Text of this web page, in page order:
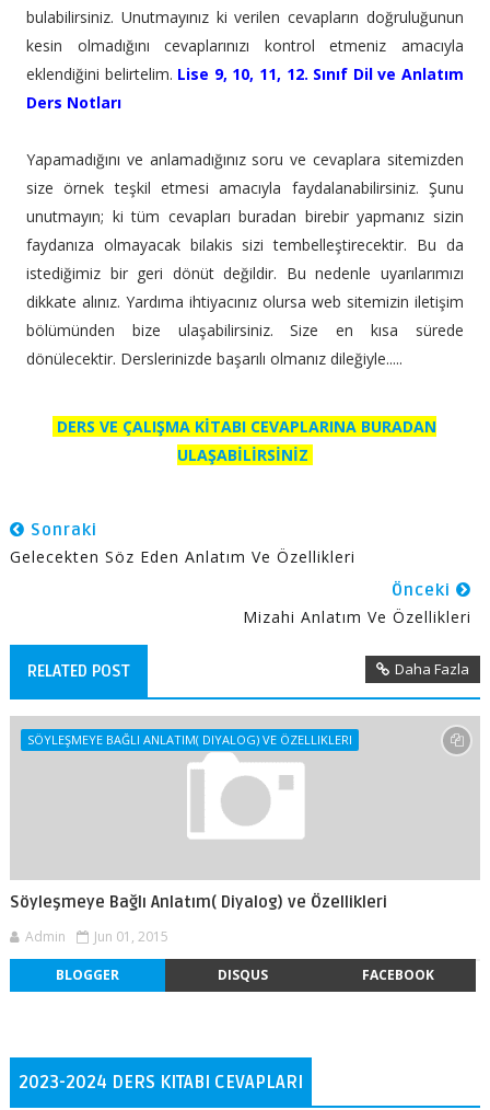
bulabilirsiniz. Unutmayınız ki verilen cevapların doğruluğunun
kesin olmadığını cevaplarınızı kontrol etmeniz amacıyla
eklendiğini belirtelim. Lise 9, 10, 11, 12. Sınıf Dil ve Anlatım
Ders Notları
Yapamadığını ve anlamadığınız soru ve cevaplara sitemizden
size örnek teşkil etmesi amacıyla faydalanabilirsiniz. Şunu
unutmayın; ki tüm cevapları buradan birebir yapmanız sizin
faydanıza olmayacak bilakis sizi tembelleştirecektir. Bu da
istediğimiz bir geri dönüt değildir. Bu nedenle uyarılarımızı
dikkate alınız. Yardıma ihtiyacınız olursa web sitemizin iletişim
bölümünden bize ulaşabilirsiniz. Size en kısa sürede
dönülecektir. Derslerinizde başarılı olmanız dileğiyle.....
DERS VE ÇALIŞMA KİTABI CEVAPLARINA BURADAN
ULAŞABİLİRSİNİZ
Sonraki
Gelecekten Söz Eden Anlatım Ve Özellikleri
Önceki
Mizahi Anlatım Ve Özellikleri
RELATED POST Daha Fazla
SÖYLEŞMEYE BAĞLI ANLATIM( DIYALOG) VE ÖZELLIKLERI
Söyleşmeye Bağlı Anlatım( Diyalog) ve Özellikleri
Admin Jun 01, 2015
BLOGGER DISQUS FACEBOOK
2023-2024 DERS KITABI CEVAPLARI